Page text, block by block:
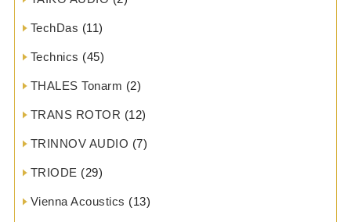
TechDas (11)
Technics (45)
THALES Tonarm (2)
TRANS ROTOR (12)
TRINNOV AUDIO (7)
TRIODE (29)
Vienna Acoustics (13)